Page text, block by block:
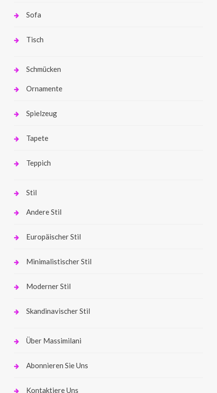
Sofa
Tisch
Schmücken
Ornamente
Spielzeug
Tapete
Teppich
Stil
Andere Stil
Europäischer Stil
Minimalistischer Stil
Moderner Stil
Skandinavischer Stil
Über Massimilani
Abonnieren Sie Uns
Kontaktiere Uns